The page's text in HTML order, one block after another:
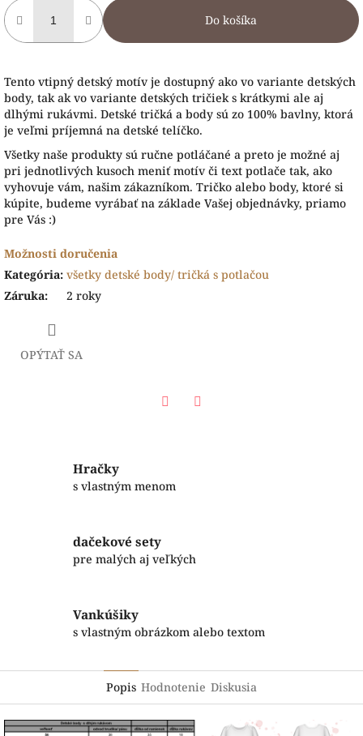
Do košíka
Tento vtipný detský motív je dostupný ako vo variante detských
body, tak ak vo variante detských tričiek s krátkymi ale aj
dlhými rukávmi. Detské tričká a body sú zo 100% bavlny, ktorá
je veľmi príjemná na detské telíčko.
Všetky naše produkty sú ručne potláčané a preto je možné aj
pri jednotlivých kusoch meniť motív či text potlače tak, ako
vyhovuje vám, našim zákazníkom. Tričko alebo body, ktoré si
kúpite, budeme vyrábať na základe Vašej objednávky, priamo
pre Vás :)
Možnosti doručenia
Kategória: všetky detské body/ tričká s potlačou
Záruka: 2 roky
OPÝTAŤ SA
Hračky
s vlastným menom
dačekové sety
pre malých aj veľkých
Vankúšiky
s vlastným obrázkom alebo textom
Popis Hodnotenie Diskusia